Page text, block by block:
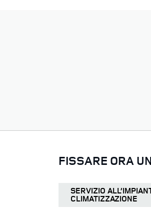
FISSARE ORA
SERVIZIO
CLIMATIZZAZIONE